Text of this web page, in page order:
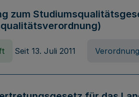
zum
Seit 13. Juli 2011 Verordnung